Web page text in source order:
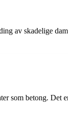
av skadelige
som betong.